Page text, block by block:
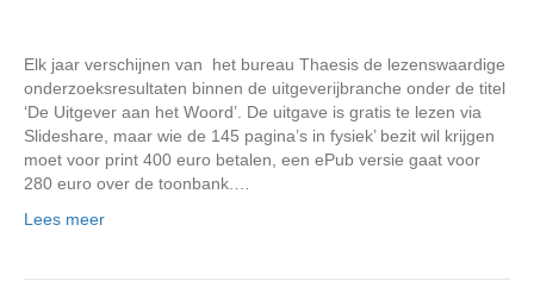
Elk jaar verschijnen van het bureau Thaesis de lezenswaardige
onderzoeksresultaten binnen de uitgeverijbranche onder de titel
‘De Uitgever aan het Woord’. De uitgave is gratis te lezen via
Slideshare, maar wie de 145 pagina’s in fysiek’ bezit wil krijgen
moet voor print 400 euro betalen, een ePub versie gaat voor
280 euro over de toonbank.…
Lees meer